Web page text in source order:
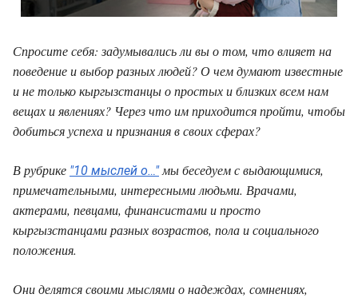
Спросите себя: задумывались ли вы о том, что влияет на
поведение и выбор разных людей? О чем думают известные
и не только кыргызстанцы о простых и близких всем нам
вещах и явлениях? Через что им приходится пройти, чтобы
добиться успеха и признания в своих сферах?
В рубрике "10 мыслей о…"мы беседуем с выдающимися,
примечательными, интересными людьми. Врачами,
актерами, певцами, финансистами и просто
кыргызстанцами разных возрастов, пола и социального
положения.
Они делятся своими мыслями о надеждах, сомнениях,